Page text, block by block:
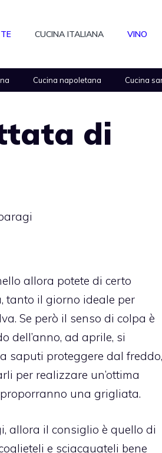
CUCINA ITALIANA VINO
Cucina napoletana Cucina
di
allora potete di certo
tanto il giorno ideale per
Se però il senso di colpa è
dell’anno, ad aprile, si
saputi proteggere dal freddo,
per realizzare un’ottima
una grigliata.
allora il consiglio è quello di
e sciacquateli bene